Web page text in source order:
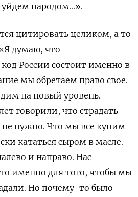
народом...».
цитировать целиком, а то
думаю, что
России состоит именно в
мы обретаем право свое.
на новый уровень.
говорили, что страдать
не нужно. Что мы все купим
кататься сыром в масле.
и направо. Нас
именно для того, чтобы мы
Но почему-то было